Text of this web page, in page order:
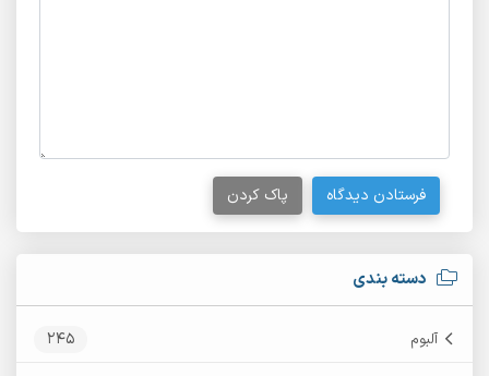
دسته بندی
آلبوم 245
فرستادن دیدگاه پاک کردن